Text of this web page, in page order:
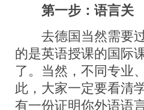
第一步：语言关
去德国当然需要过
的是英语授课的国际
了。当然，不同专业
此，大家一定要看清
有一份证明你外语语